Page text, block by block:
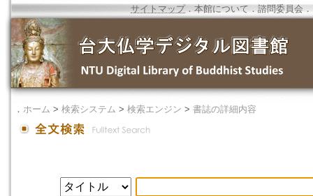
サイトマップ．本館について ． 諮問委員会 ．
． ホーム > 検索システム > 検索エンジン > 書誌の詳細内容